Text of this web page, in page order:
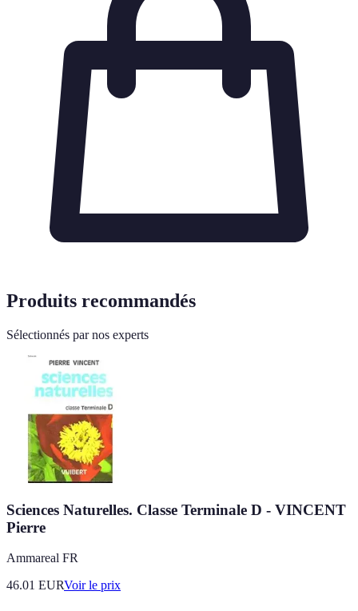
Produits recommandés
Sélectionnés par nos experts
Sciences Naturelles. Classe Terminale D - VINCENT
Pierre
Ammareal FR
46.01 EURVoir le prix